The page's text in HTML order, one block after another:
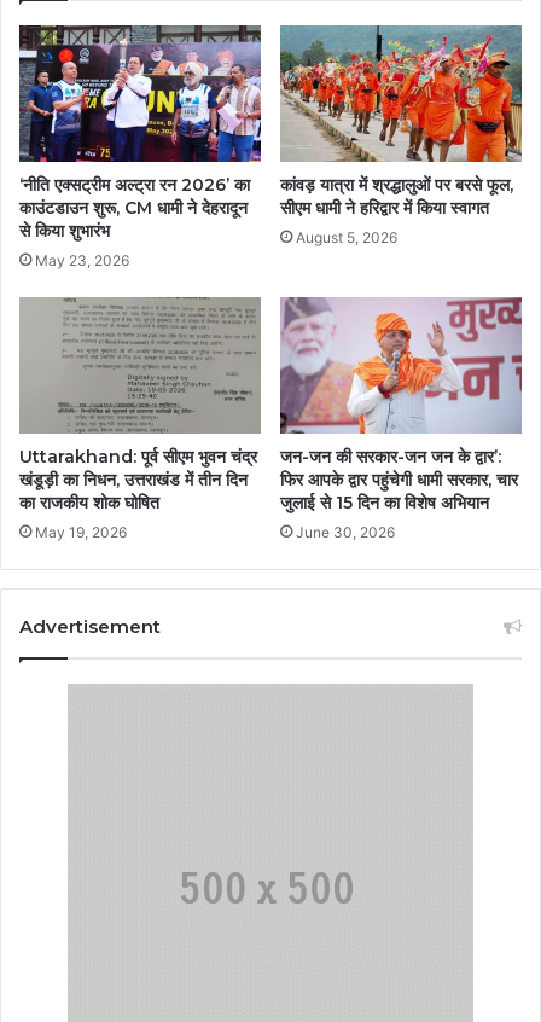
‘नीति एक्सट्रीम अल्ट्रा रन 2026’ का
काउंटडाउन शुरू, CM धामी ने देहरादून
से किया शुभारंभ
May 23, 2026
कांवड़ यात्रा में श्रद्धालुओं पर बरसे फूल,
सीएम धामी ने हरिद्वार में किया स्वागत
August 5, 2026
Uttarakhand: पूर्व सीएम भुवन चंद्र
खंडूड़ी का निधन, उत्तराखंड में तीन दिन
का राजकीय शोक घोषित
May 19, 2026
जन-जन की सरकार-जन जन के द्वार’:
फिर आपके द्वार पहुंचेगी धामी सरकार, चार
जुलाई से 15 दिन का विशेष अभियान
June 30, 2026
Advertisement